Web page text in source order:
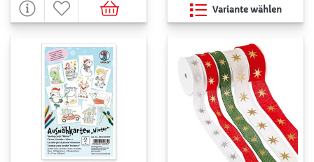
Variante wählen